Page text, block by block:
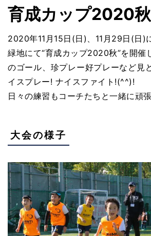
育成カップ2020秋
2020年11月15日(日)、11月29日(日)
緑地にて“育成カップ2020秋”を開催
のゴール、珍プレー好プレーなど見
イスプレー! ナイスファイト!(^^)!
日々の練習もコーチたちと一緒に頑
大会の様子